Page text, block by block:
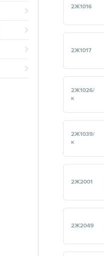
2Ж1016
2Ж1017
2Ж1026/
к
2Ж1039/
к
2Ж2001
2Ж2049